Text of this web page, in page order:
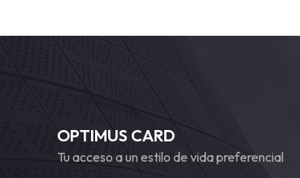
OPTIMUS CARD
Tu acceso a un estilo de vida preferencial